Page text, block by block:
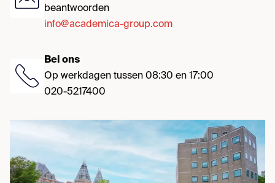
beantwoorden
info@academica-group.com
Bel ons
Op werkdagen tussen 08:30 en 17:00
020-5217400